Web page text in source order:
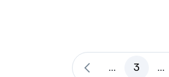
... 3 ...